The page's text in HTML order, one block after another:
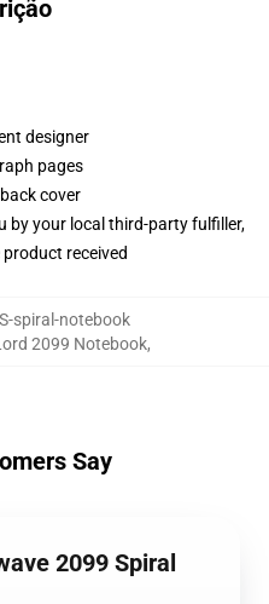
designer
pages
cover
by your local third-party fulfiller,
received
spiral-notebook
2099 Notebook,
Say
2099 Spiral